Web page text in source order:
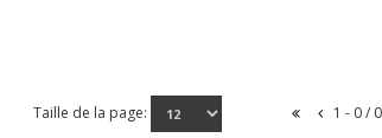
Taille de la page: 1 - 0 / 0